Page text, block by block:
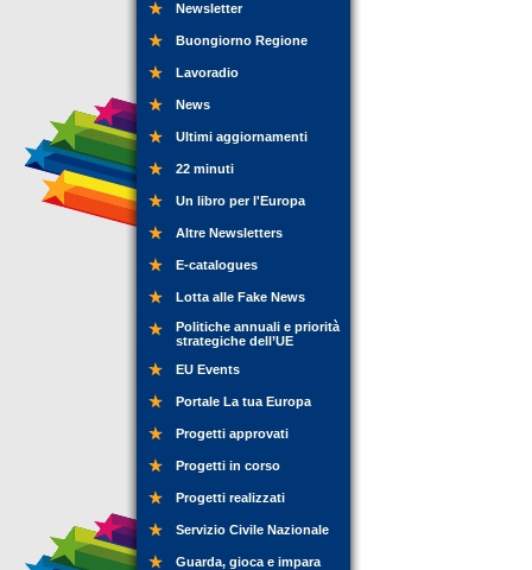
Newsletter
Buongiorno Regione
Lavoradio
News
Ultimi aggiornamenti
22 minuti
Un libro per l'Europa
Altre Newsletters
E-catalogues
Lotta alle Fake News
Politiche annuali e priorità
strategiche dell’UE
EU Events
Portale La tua Europa
Progetti approvati
Progetti in corso
Progetti realizzati
Servizio Civile Nazionale
Guarda, gioca e impara